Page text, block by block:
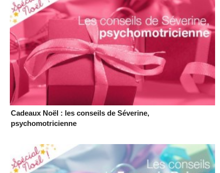
Cadeaux Noël : les conseils de Séverine,
psychomotricienne